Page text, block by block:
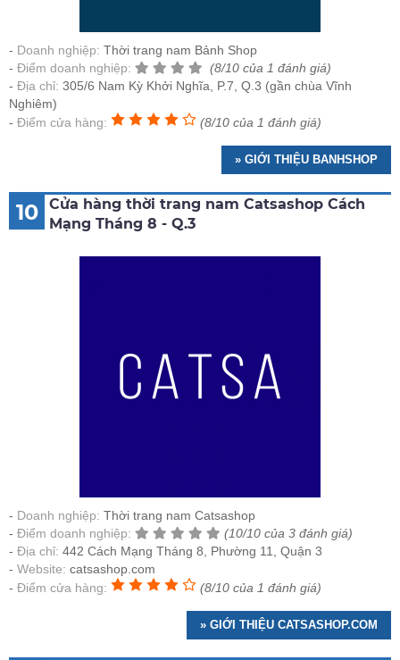
Doanh nghiệp: Thời trang nam Bảnh Shop
Điểm doanh nghiệp:
(8/10 của 1 đánh giá)
Địa chỉ: 305/6 Nam Kỳ Khởi Nghĩa, P.7, Q.3 (gần chùa Vĩnh
Nghiêm)
Điểm cửa hàng:
(8/10 của 1 đánh giá)
» GIỚI THIỆU BANHSHOP
10
Cửa hàng thời trang nam Catsashop Cách
Mạng Tháng 8 - Q.3
Doanh nghiệp: Thời trang nam Catsashop
Điểm doanh nghiệp:
(10/10 của 3 đánh giá)
Địa chỉ: 442 Cách Mạng Tháng 8, Phường 11, Quận 3
Website: catsashop.com
Điểm cửa hàng:
(8/10 của 1 đánh giá)
» GIỚI THIỆU CATSASHOP.COM